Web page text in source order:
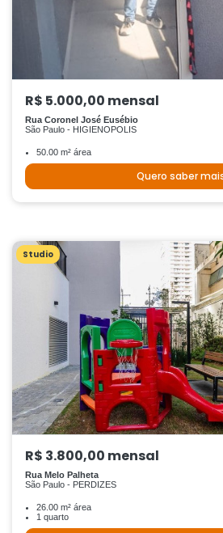
R$ 5.000,00 mensal
Rua Coronel José Eusébio
São Paulo - HIGIENOPOLIS
50.00 m² área
Quero saber
Studio
R$ 3.800,00 mensal
Rua Melo Palheta
São Paulo - PERDIZES
26.00 m² área
1 quarto